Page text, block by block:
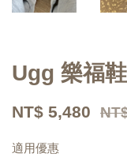
Ugg 樂福鞋
NT$ 5,480
適用優惠